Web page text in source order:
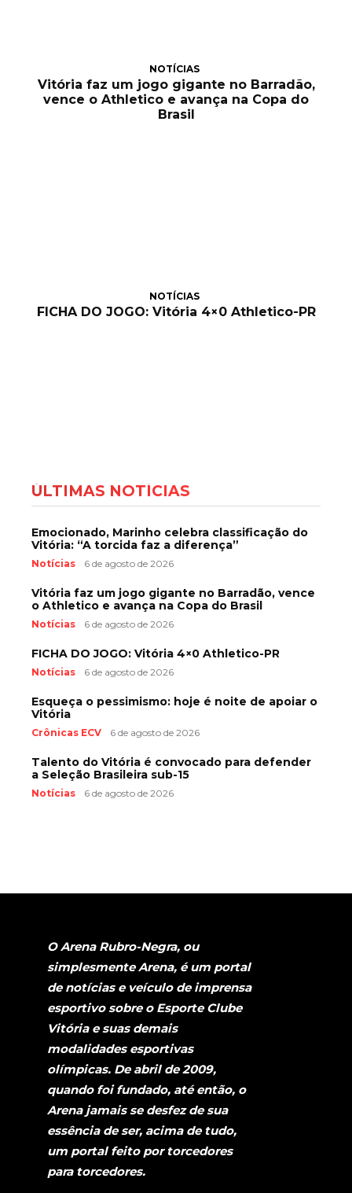
NOTÍCIAS
Vitória faz um jogo gigante no Barradão,
vence o Athletico e avança na Copa do
Brasil
NOTÍCIAS
FICHA DO JOGO: Vitória 4×0 Athletico-PR
ÚLTIMAS NOTÍCIAS
Emocionado, Marinho celebra classificação do
Vitória: “A torcida faz a diferença”
Notícias 6 de agosto de 2026
Vitória faz um jogo gigante no Barradão, vence
o Athletico e avança na Copa do Brasil
Notícias 6 de agosto de 2026
FICHA DO JOGO: Vitória 4×0 Athletico-PR
Notícias 6 de agosto de 2026
Esqueça o pessimismo: hoje é noite de apoiar o
Vitória
Crônicas ECV 6 de agosto de 2026
Talento do Vitória é convocado para defender
a Seleção Brasileira sub-15
Notícias 6 de agosto de 2026
O Arena Rubro-Negra, ou
simplesmente Arena, é um portal
de notícias e veículo de imprensa
esportivo sobre o Esporte Clube
Vitória e suas demais
modalidades esportivas
olímpicas. De abril de 2009,
quando foi fundado, até então, o
Arena jamais se desfez de sua
essência de ser, acima de tudo,
um portal feito por torcedores
para torcedores.